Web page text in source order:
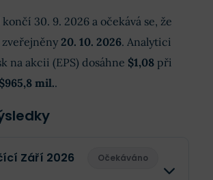
30. 9. 2026 a očekává se, že
20. 10. 2026. Analytici
na akcii (EPS) dosáhne $1,08 při
$965,8 mil..
Září 2026 Očekáváno